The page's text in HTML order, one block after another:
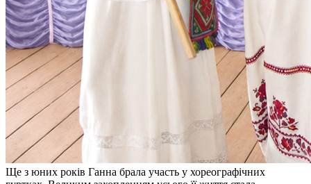
Ще з юних років Ганна брала участь у хореографічних